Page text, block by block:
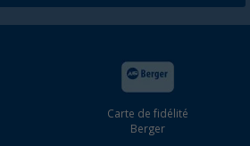
Carte de fidélité
Berger